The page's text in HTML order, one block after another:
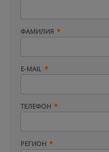
ФАМИЛИЯ
E-MAIL
ТЕЛЕФОН
РЕГИОН